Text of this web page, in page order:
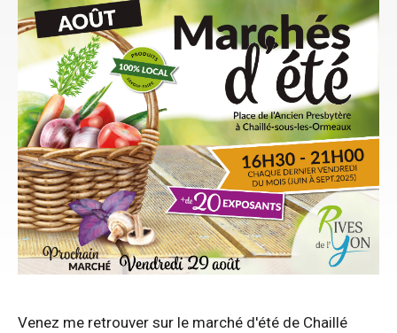
Venez me retrouver sur le marché d'été de Chaillé